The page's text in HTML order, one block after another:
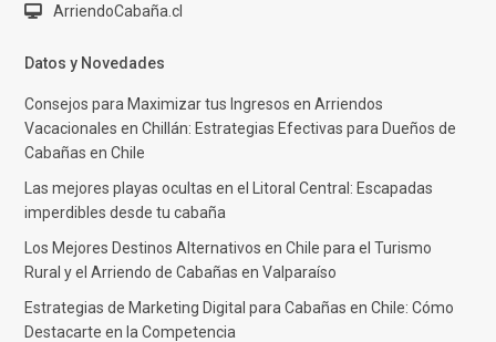
ArriendoCabaña.cl
Datos y Novedades
Consejos para Maximizar tus Ingresos en Arriendos
Vacacionales en Chillán: Estrategias Efectivas para Dueños de
Cabañas en Chile
Las mejores playas ocultas en el Litoral Central: Escapadas
imperdibles desde tu cabaña
Los Mejores Destinos Alternativos en Chile para el Turismo
Rural y el Arriendo de Cabañas en Valparaíso
Estrategias de Marketing Digital para Cabañas en Chile: Cómo
Destacarte en la Competencia